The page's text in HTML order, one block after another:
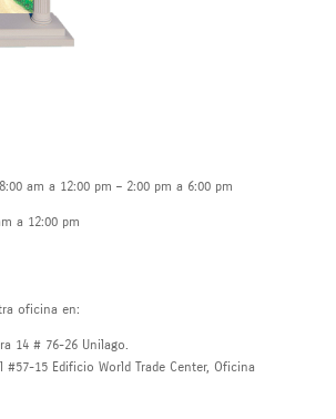
am a 12:00 pm – 2:00 pm a 6:00 pm
a 12:00 pm
oficina en:
14 # 76-26 Unilago.
#57-15 Edificio World Trade Center, Oficina